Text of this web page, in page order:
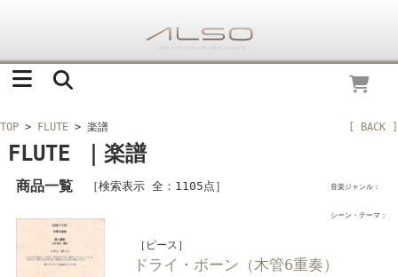
TOP > FLUTE > 楽譜 [ BACK ]
FLUTE ｜楽譜
音楽ジャンル：
シーン・テーマ：
商品一覧 ［検索表示 全：1105点］
［ピース］
ドライ・ボーン（木管6重奏）